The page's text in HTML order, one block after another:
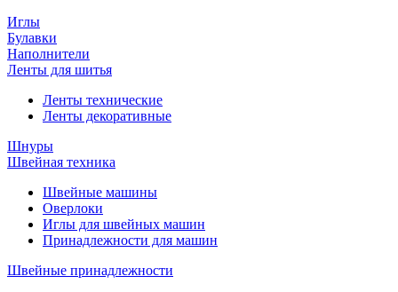
Иглы
Булавки
Наполнители
Ленты для шитья
Ленты технические
Ленты декоративные
Шнуры
Швейная техника
Швейные машины
Оверлоки
Иглы для швейных машин
Принадлежности для машин
Швейные принадлежности